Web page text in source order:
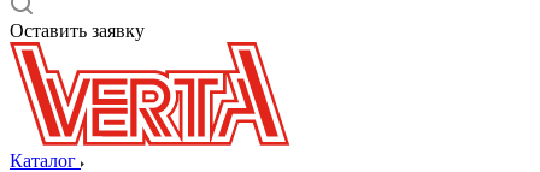
Оставить заявку
Каталог